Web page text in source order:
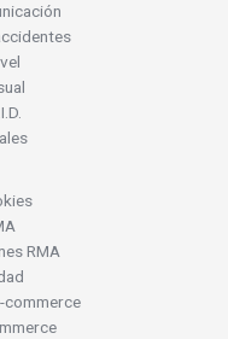
RMA
commerce